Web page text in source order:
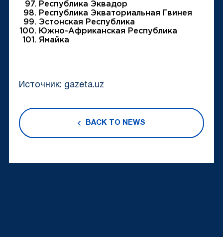
Республика Эквадор
Республика Экваториальная Гвинея
Эстонская Республика
Южно-Африканская Республика
Ямайка
Источник: gazeta.uz
BACK TO NEWS